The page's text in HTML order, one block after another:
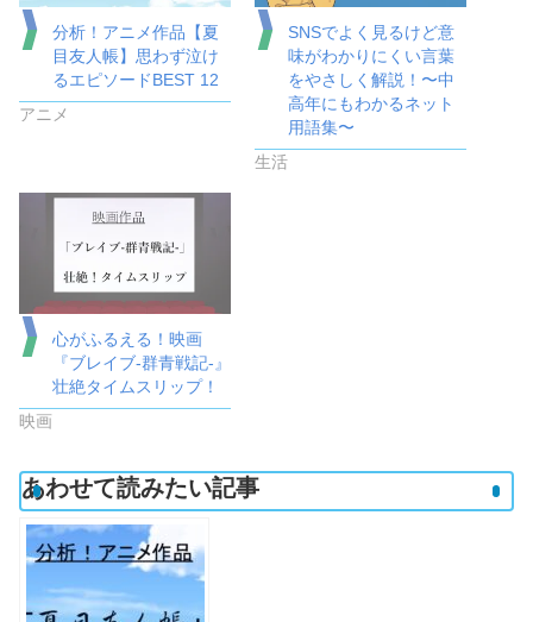
分析！アニメ作品【夏
目友人帳】思わず泣け
るエピソードBEST 12
アニメ
SNSでよく見るけど意
味がわかりにくい言葉
をやさしく解説！〜中
高年にもわかるネット
用語集〜
生活
心がふるえる！映画
『ブレイブ-群青戦記-』
壮絶タイムスリップ！
映画
あわせて読みたい記事